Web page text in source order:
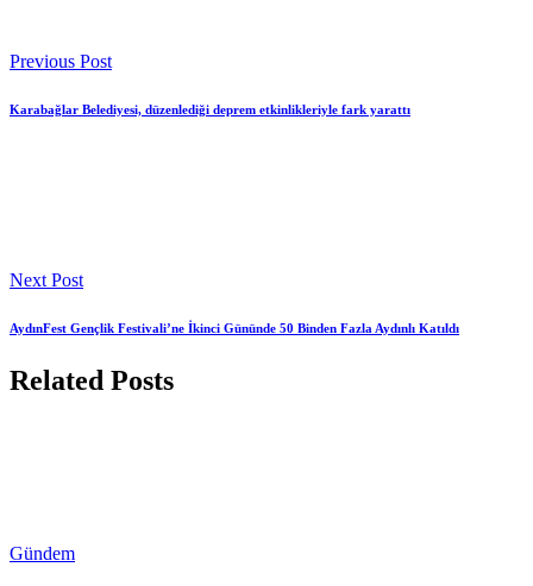
Previous Post
Karabağlar Belediyesi, düzenlediği deprem etkinlikleriyle fark yarattı
Next Post
AydınFest Gençlik Festivali’ne İkinci Gününde 50 Binden Fazla Aydınlı Katıldı
Related Posts
Gündem